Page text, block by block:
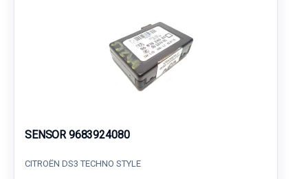
SENSOR 9683924080
CITROËN DS3 TECHNO STYLE